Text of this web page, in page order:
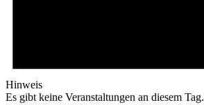
Hinweis
Es gibt keine Veranstaltungen an diesem Tag.